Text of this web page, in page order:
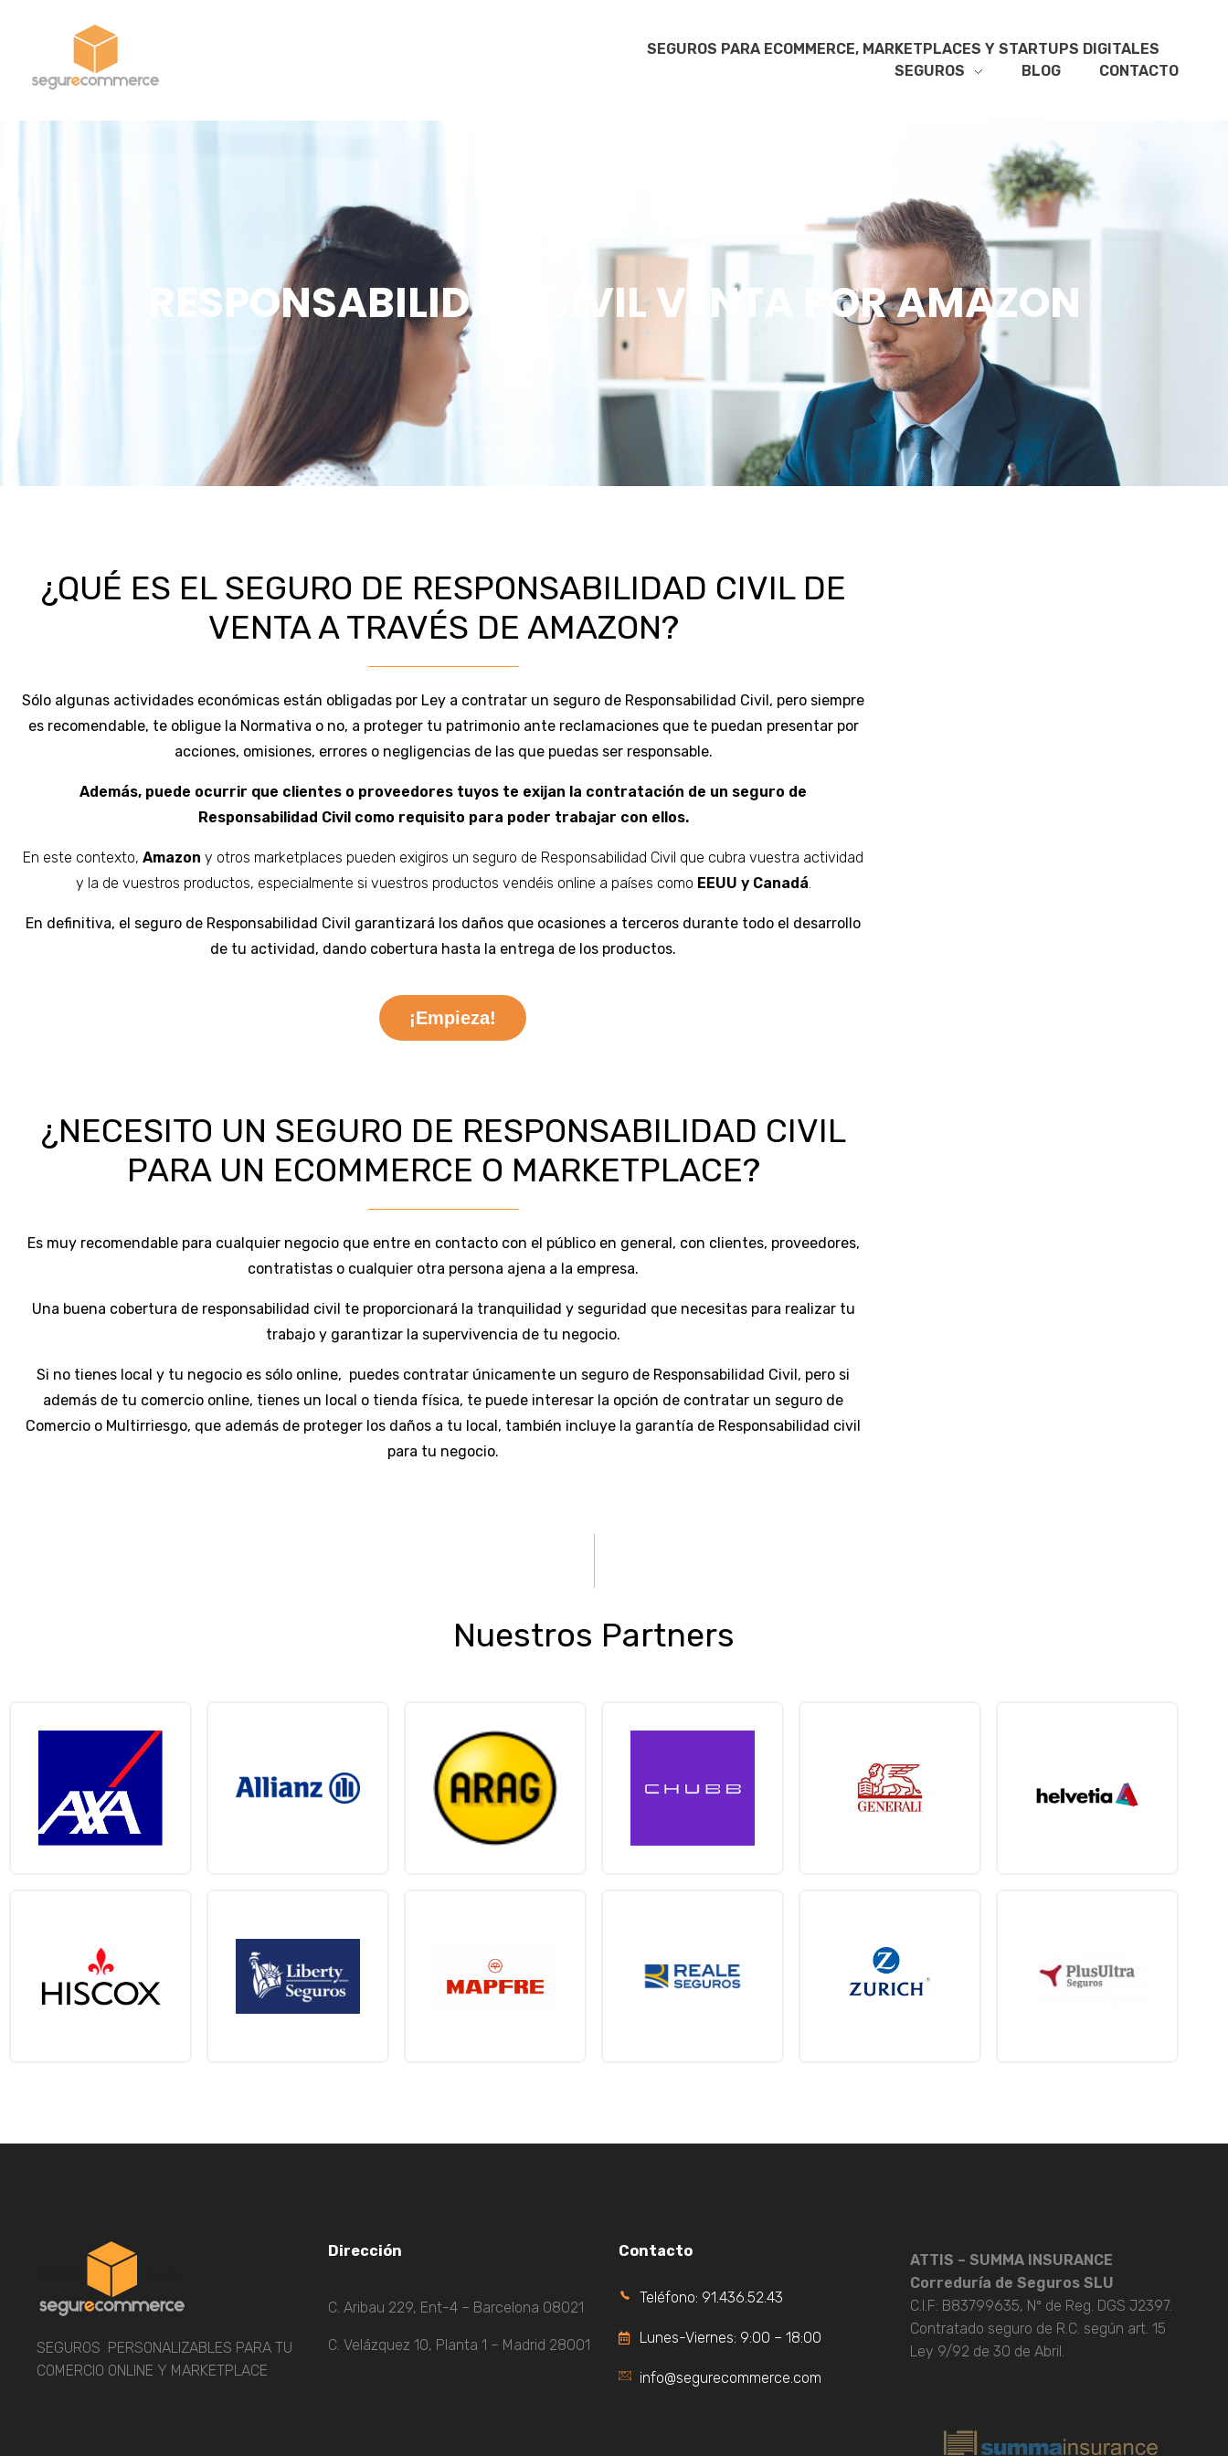
Segur eCommerce
SEGUROS PARA ECOMMERCE, MARKETPLACES Y STARTUPS DIGITALES
SEGUROS
BLOG CONTACTO
RESPONSABILIDAD CIVIL VENTA POR AMAZON
¿QUÉ ES EL SEGURO DE RESPONSABILIDAD CIVIL DE
VENTA A TRAVÉS DE AMAZON?
Sólo algunas actividades económicas están obligadas por Ley a contratar un seguro de Responsabilidad Civil, pero siempre
es recomendable, te obligue la Normativa o no, a proteger tu patrimonio ante reclamaciones que te puedan presentar por
acciones, omisiones, errores o negligencias de las que puedas ser responsable.
Además, puede ocurrir que clientes o proveedores tuyos te exijan la contratación de un seguro de
Responsabilidad Civil como requisito para poder trabajar con ellos.
En este contexto, Amazon y otros marketplaces pueden exigiros un seguro de Responsabilidad Civil que cubra vuestra actividad
y la de vuestros productos, especialmente si vuestros productos vendéis online a países como EEUU y Canadá.
En definitiva, el seguro de Responsabilidad Civil garantizará los daños que ocasiones a terceros durante todo el desarrollo
de tu actividad, dando cobertura hasta la entrega de los productos.
¡Empieza!
¿NECESITO UN SEGURO DE RESPONSABILIDAD CIVIL
PARA UN ECOMMERCE O MARKETPLACE?
Es muy recomendable para cualquier negocio que entre en contacto con el público en general, con clientes, proveedores,
contratistas o cualquier otra persona ajena a la empresa.
Una buena cobertura de responsabilidad civil te proporcionará la tranquilidad y seguridad que necesitas para realizar tu
trabajo y garantizar la supervivencia de tu negocio.
Si no tienes local y tu negocio es sólo online, puedes contratar únicamente un seguro de Responsabilidad Civil, pero si
además de tu comercio online, tienes un local o tienda física, te puede interesar la opción de contratar un seguro de
Comercio o Multirriesgo, que además de proteger los daños a tu local, también incluye la garantía de Responsabilidad civil
para tu negocio.
Nuestros Partners
SEGUROS PERSONALIZABLES PARA TU
COMERCIO ONLINE Y MARKETPLACE
Dirección
C. Aribau 229, Ent-4 – Barcelona 08021
C. Velázquez 10, Planta 1 – Madrid 28001
Contacto
Teléfono: 91.436.52.43
Lunes-Viernes: 9:00 – 18:00
info@segurecommerce.com
ATTIS – SUMMA INSURANCE
Correduría de Seguros SLU
C.I.F: B83799635, Nº de Reg. DGS J2397.
Contratado seguro de R.C. según art. 15
Ley 9/92 de 30 de Abril.